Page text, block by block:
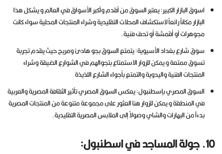
اسوق البازار الكبير: يعتبر السوق من أقدم وأكبر الأسواق في العالم و يشكل هذا
البازار مكاناً رائعاً لاستكشاف المحلات التقليدية وشراء المنتجات المحلية سواء كانت
مجوهرات أو أقمشة أو تحف فنية.
سوق شارع بغداد الأسيوية: يتمتع السوق بجو هادئ ومريح حيث يقدم تجربة
تسوق ممتعة و يمكن للزوار الاستمتاع بتجوالهم في الشوارع الضيقة وشراء
المنتجات الفنية واليدوية والتمتع بأجواء الشارع اللذيذة
السوق المصري بإسطنبول: يعكس السوق المصري تأثير الثقافة المصرية والعربية
في المنطقة و يمكن للزوار هنا العثور على مجموعة متنوعة من المنتجات المصرية
بدءاً من البهارات والشاي وصولاً إلى الملابس المصرية التقليدية.
10. جولة المساجد في اسطنبول: